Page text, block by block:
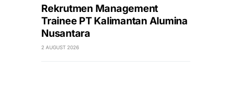
Rekrutmen Management
Trainee PT Kalimantan Alumina
Nusantara
2 AUGUST 2026